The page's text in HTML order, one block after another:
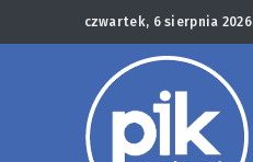
czwartek, 6 sierpnia 2026